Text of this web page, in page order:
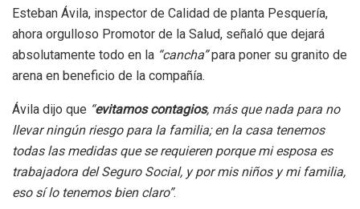
Esteban Ávila, inspector de Calidad de planta Pesquería,
ahora orgulloso Promotor de la Salud, señaló que dejará
absolutamente todo en la “cancha”para poner su granito de
arena en beneficio de la compañía.
Ávila dijo que “evitamos contagios, más que nada para no
llevar ningún riesgo para la familia; en la casa tenemos
todas las medidas que se requieren porque mi esposa es
trabajadora del Seguro Social, y por mis niños y mi familia,
eso sí lo tenemos bien claro”.